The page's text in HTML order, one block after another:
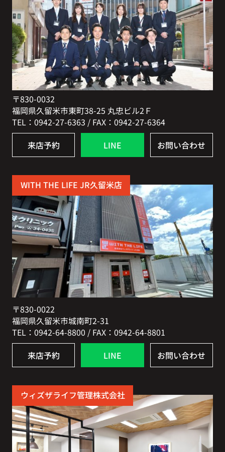
〒830-0032
福岡県久留米市東町38-25 丸忠ビル2Ｆ
TEL：0942-27-6363 / FAX：0942-27-6364
来店予約 LINE お問い合わせ
WITH THE LIFE JR久留米店
〒830-0022
福岡県久留米市城南町2-31
TEL：0942-64-8800 / FAX：0942-64-8801
来店予約 LINE お問い合わせ
ウィズザライフ管理株式会社